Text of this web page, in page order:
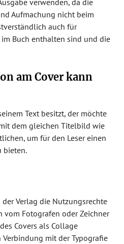
verwenden, da die
Aufmachung nicht beim
auch für
Buch enthalten sind und die
am Cover kann
Text besitzt, der möchte
dem gleichen Titelbild wie
um für den Leser einen
bieten.
Verlag die Nutzungsrechte
vom Fotografen oder Zeichner
Covers als Collage
mit der Typografie